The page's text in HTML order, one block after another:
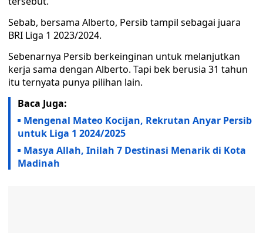
Sebab, bersama Alberto, Persib tampil sebagai juara
BRI Liga 1 2023/2024.
Sebenarnya Persib berkeinginan untuk melanjutkan
kerja sama dengan Alberto. Tapi bek berusia 31 tahun
itu ternyata punya pilihan lain.
Baca Juga:
Mengenal Mateo Kocijan, Rekrutan Anyar Persib
untuk Liga 1 2024/2025
Masya Allah, Inilah 7 Destinasi Menarik di Kota
Madinah